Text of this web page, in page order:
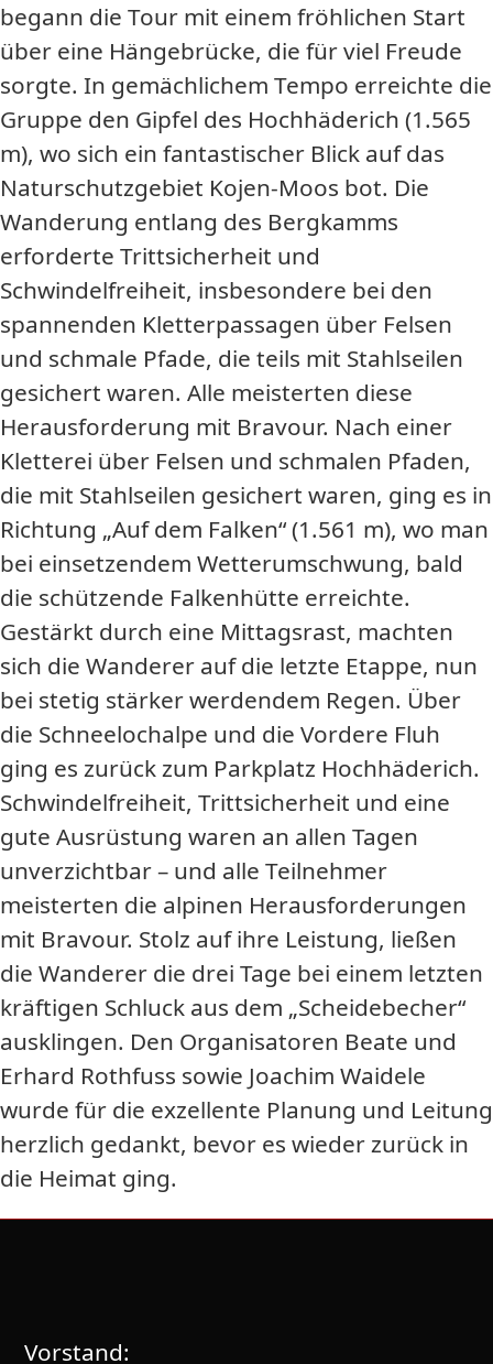
begann die Tour mit einem fröhlichen Start
über eine Hängebrücke, die für viel Freude
sorgte. In gemächlichem Tempo erreichte die
Gruppe den Gipfel des Hochhäderich (1.565
m), wo sich ein fantastischer Blick auf das
Naturschutzgebiet Kojen-Moos bot. Die
Wanderung entlang des Bergkamms
erforderte Trittsicherheit und
Schwindelfreiheit, insbesondere bei den
spannenden Kletterpassagen über Felsen
und schmale Pfade, die teils mit Stahlseilen
gesichert waren. Alle meisterten diese
Herausforderung mit Bravour. Nach einer
Kletterei über Felsen und schmalen Pfaden,
die mit Stahlseilen gesichert waren, ging es in
Richtung „Auf dem Falken“ (1.561 m), wo man
bei einsetzendem Wetterumschwung, bald
die schützende Falkenhütte erreichte.
Gestärkt durch eine Mittagsrast, machten
sich die Wanderer auf die letzte Etappe, nun
bei stetig stärker werdendem Regen. Über
die Schneelochalpe und die Vordere Fluh
ging es zurück zum Parkplatz Hochhäderich.
Schwindelfreiheit, Trittsicherheit und eine
gute Ausrüstung waren an allen Tagen
unverzichtbar – und alle Teilnehmer
meisterten die alpinen Herausforderungen
mit Bravour. Stolz auf ihre Leistung, ließen
die Wanderer die drei Tage bei einem letzten
kräftigen Schluck aus dem „Scheidebecher“
ausklingen. Den Organisatoren Beate und
Erhard Rothfuss sowie Joachim Waidele
wurde für die exzellente Planung und Leitung
herzlich gedankt, bevor es wieder zurück in
die Heimat ging.
Vorstand: